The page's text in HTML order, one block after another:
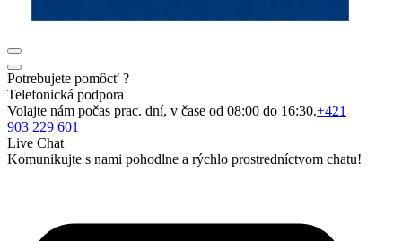
Potrebujete pomôcť ?
Telefonická podpora
Volajte nám počas prac. dní, v čase od 08:00 do 16:30.+421
903 229 601
Live Chat
Komunikujte s nami pohodlne a rýchlo prostredníctvom chatu!